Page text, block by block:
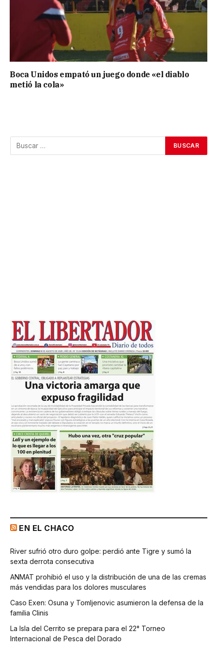
Boca Unidos empató un juego donde «el diablo
metió la cola»
EN EL CHACO
River sufrió otro duro golpe: perdió ante Tigre y sumó la
sexta derrota consecutiva
ANMAT prohibió el uso y la distribución de una de las cremas
más vendidas para los dolores musculares
Caso Exen: Osuna y Tomljenovic asumieron la defensa de la
familia Clinis
La Isla del Cerrito se prepara para el 22° Torneo
Internacional de Pesca del Dorado